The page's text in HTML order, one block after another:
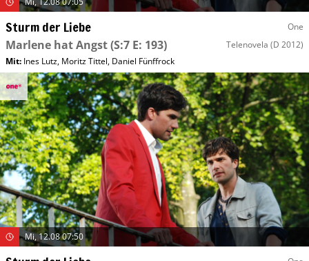
Sturm der Liebe One
Marlene hat Angst(S:7 E: 193) Telenovela (D 2012)
Mit: Ines Lutz, Moritz Tittel, Daniel Fünffrock
Mi, 12.08 07:50